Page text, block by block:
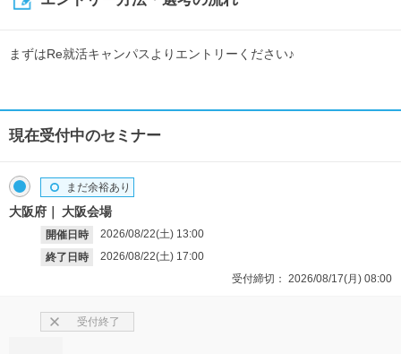
まずはRe就活キャンパスよりエントリーください♪
現在受付中のセミナー
大阪府 大阪会場
開催日時 2026/08/22(土) 13:00
終了日時
2026/08/22(土) 17:00
まだ余裕あり
受付締切： 2026/08/17(月) 08:00
受付終了